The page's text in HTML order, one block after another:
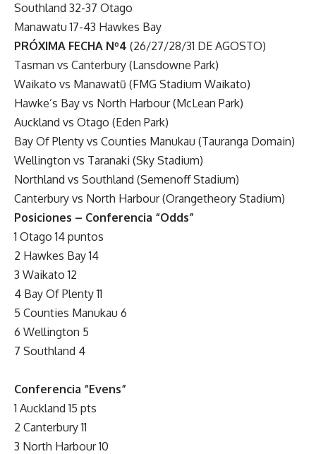
Southland 32-37 Otago
Manawatu 17-43 Hawkes Bay
PRÓXIMA FECHA Nº4 (26/27/28/31 DE AGOSTO)
Tasman vs Canterbury (Lansdowne Park)
Waikato vs Manawatū (FMG Stadium Waikato)
Hawke’s Bay vs North Harbour (McLean Park)
Auckland vs Otago (Eden Park)
Bay Of Plenty vs Counties Manukau (Tauranga Domain)
Wellington vs Taranaki (Sky Stadium)
Northland vs Southland (Semenoff Stadium)
Canterbury vs North Harbour (Orangetheory Stadium)
Posiciones – Conferencia “Odds”
1 Otago 14 puntos
2 Hawkes Bay 14
3 Waikato 12
4 Bay Of Plenty 11
5 Counties Manukau 6
6 Wellington 5
7 Southland 4
Conferencia “Evens”
1 Auckland 15 pts
2 Canterbury 11
3 North Harbour 10